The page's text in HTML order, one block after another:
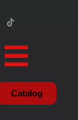
Catalog